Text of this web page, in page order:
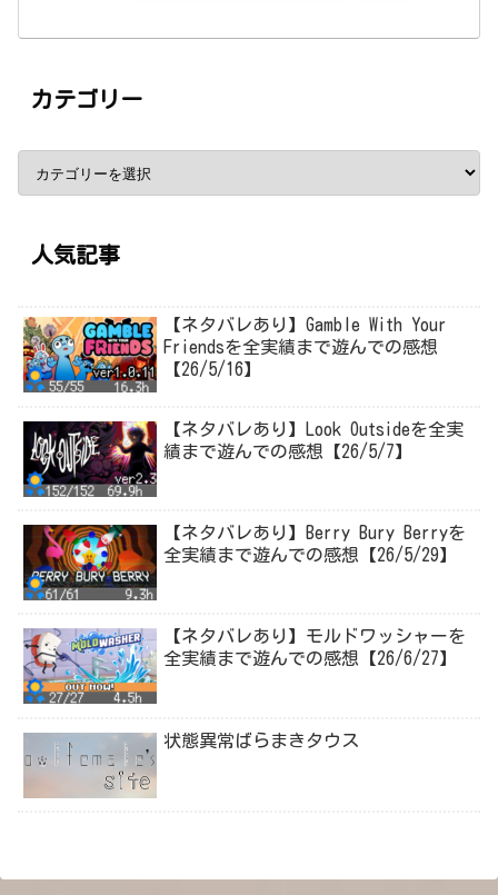
カテゴリー
人気記事
【ネタバレあり】Gamble With Your
Friendsを全実績まで遊んでの感想
【26/5/16】
【ネタバレあり】Look Outsideを全実
績まで遊んでの感想【26/5/7】
【ネタバレあり】Berry Bury Berryを
全実績まで遊んでの感想【26/5/29】
【ネタバレあり】モルドワッシャーを
全実績まで遊んでの感想【26/6/27】
状態異常ばらまきタウス